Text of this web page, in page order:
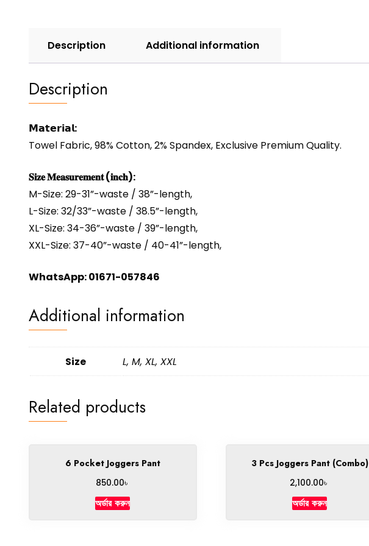
Description Additional information
Description
𝗠𝗮𝘁𝗲𝗿𝗶𝗮𝗹:
Towel Fabric, 98% Cotton, 2% Spandex, Exclusive Premium Quality.
𝐒𝐢𝐳𝐞 𝐌𝐞𝐚𝐬𝐮𝐫𝐞𝐦𝐞𝐧𝐭 (𝐢𝐧𝐜𝐡):
M-Size: 29-31”-waste / 38”-length,
L-Size: 32/33”-waste / 38.5”-length,
XL-Size: 34-36”-waste / 39”-length,
XXL-Size: 37-40”-waste / 40-41”-length,
WhatsApp:01671-057846
Additional information
Size L, M, XL, XXL
Related products
6 Pocket Joggers Pant
850.00৳
অর্ডার করুন
3 Pcs Joggers Pant (Combo)
2,100.00৳
অর্ডার করুন